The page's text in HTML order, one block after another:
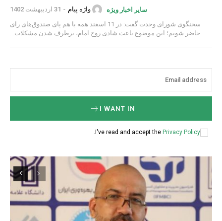
سایر اخبار ویژه واژه پیام - 31 اردیبهشت 1402
سخنگوی شورای وحدت گفت: در 11 اسفند همه با هم پای صندوق‌های رای
حاضر شویم؛ این موضوع باعث شادی روح امام، برطرف شدن مشکلات...
I WANT IN
I've read and accept the Privacy Policy
.